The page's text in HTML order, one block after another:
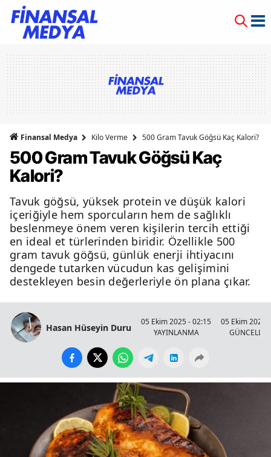
Finansal Medya Kilo Verme 500 Gram Tavuk Göğsü Kaç Kalori?
500 Gram Tavuk Göğsü Kaç
Kalori?
Tavuk göğsü, yüksek protein ve düşük kalori
içeriğiyle hem sporcuların hem de sağlıklı
beslenmeye önem veren kişilerin tercih ettiği
en ideal et türlerinden biridir. Özellikle 500
gram tavuk göğsü, günlük enerji ihtiyacını
dengede tutarken vücudun kas gelişimini
destekleyen besin değerleriyle ön plana çıkar.
Hasan Hüseyin Duru
05 Ekim 2025 - 02:15
YAYINLANMA
05 Ekim 2025